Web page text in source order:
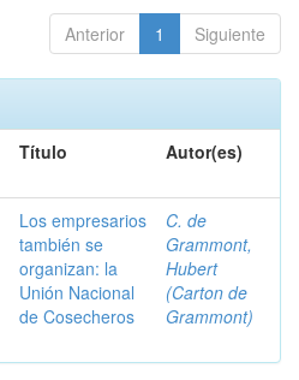
Anterior 1 Siguiente
Título Autor(es)
Los empresarios
también se
organizan: la
Unión Nacional
de Cosecheros
C. de
Grammont,
Hubert
(Carton de
Grammont)